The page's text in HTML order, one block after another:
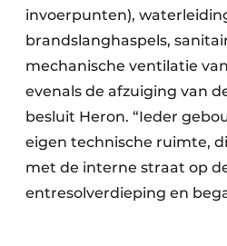
invoerpunten),
brandslanghaspels,
mechanische ventilatie
evenals de afzuiging van
besluit Heron. “Ieder
eigen technische ruimte,
met de interne straat op
entresolverdieping en